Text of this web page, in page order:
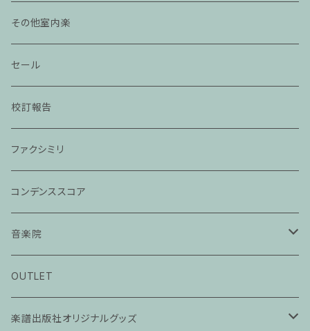
その他室内楽
セール
校訂報告
ファクシミリ
コンデンススコア
音楽院
ピアノ科３０分レッスン
ピアノ科４５分レッスン
OUTLET
楽譜出版社オリジナルグッズ